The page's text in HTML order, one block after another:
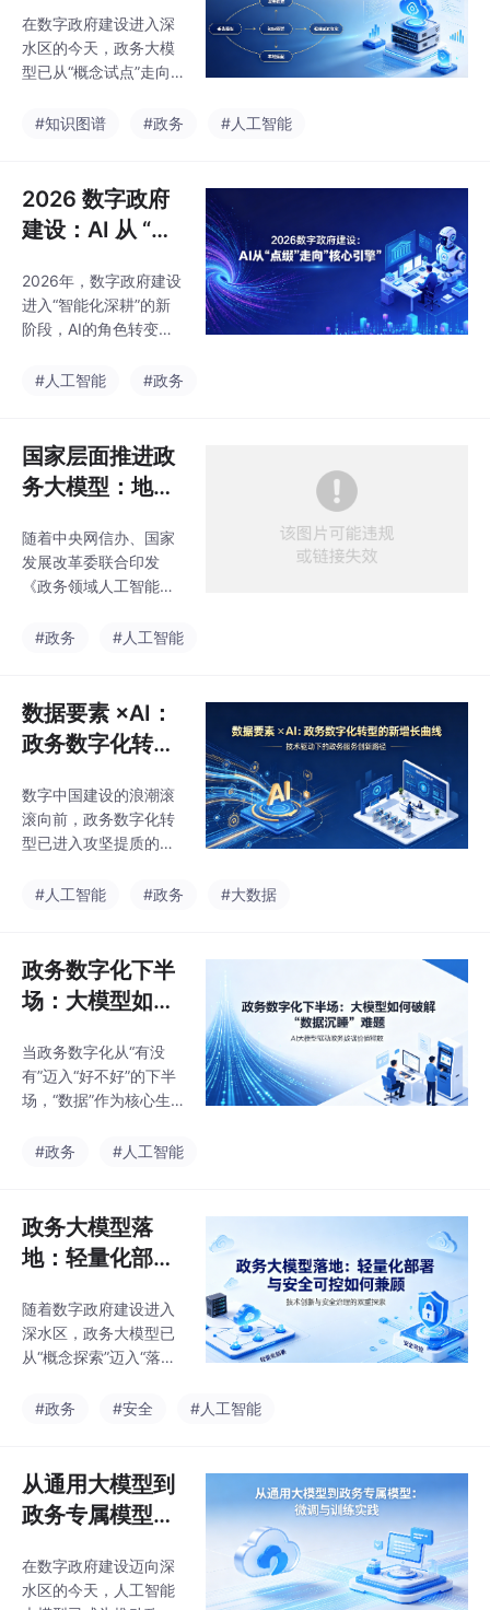
要素壁垒，走出了一条
“资本赋能\+智能提效”
的新路径，为全国超大
了可复制、可推广的“广
与推理延迟优化
方案
在数字政府建设进入深
水区的今天，政务大模
型已从“概念试点”走向
动政府治理现代化的核
区和部门接入DeepSee
k等主流大模型，覆盖政
务服务、社会治理等四
其中政务服务类应用占
比高达64%。但落地过
程中，“通用模型不贴合
理卡顿”“数据安全与响
型发挥实效的
#知识图谱 #政务 #人工智能
2026 数字政府
建设：AI 从 “点
擎”
2026年，数字政府建设
进入“智能化深耕”的新
阶段，AI的角色转变，
是政府治理理念、治理
政务服务更有温度、社
会治理更具效能、决策
部署更具科学，也让数
一位群众、每一家企
业。
#人工智能 #政务
国家层面推进政
务大模型：地方
进？
随着中央网信办、国家
发展改革委联合印发
《政务领域人工智能大
政务大模型已从国家战
政府建设的核心引擎，
政务大模型能够凭借复
杂语义理解、多模态内
等优势，大幅提升政务
服务效率、优化社会治
理效能、辅助科学决
#政务 #人工智能
数据要素 ×AI：
政务数字化转型
数字中国建设的浪潮滚
滚向前，政务数字化转
型已进入攻坚提质的关
的深度融合，不仅打破
化转型的全新增长曲
线，让政务服务更高
效、更精准、更暖心，
智能、更高效。
#人工智能 #政务 #大数据
政务数字化下半
场：大模型如何
难题
当政务数字化从“有没
有”迈入“好不好”的下半
场，“数据”作为核心生
所未有的高度。近年
和平台建设，政务数据
在调节经济运行、改进
政务服务、优化营商环
用，但一个突出难题始
终悬而未决——大量政
务数据躺在数据库中“沉
数字化向纵深发展的“堵
#政务 #人工智能
政务大模型落
地：轻量化部署
兼顾
随着数字政府建设进入
深水区，政务大模型已
从“概念探索”迈入“落地
“龙政智数”的规模化应
正逐步渗透到政务服
务、社会治理、决策辅
助等各个核心场景，成
基层负担的重要支撑。
但落地过程中，一个核
#政务 #安全 #人工智能
从通用大模型到
政务专属模型：
在数字政府建设迈向深
水区的今天，人工智能